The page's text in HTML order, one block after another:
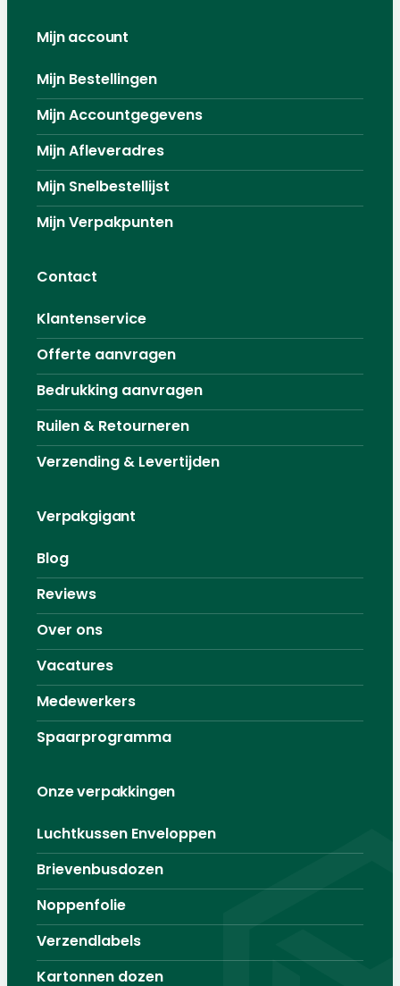
Mijn account
Mijn Bestellingen
Mijn Accountgegevens
Mijn Afleveradres
Mijn Snelbestellijst
Mijn Verpakpunten
Contact
Klantenservice
Offerte aanvragen
Bedrukking aanvragen
Ruilen & Retourneren
Verzending & Levertijden
Verpakgigant
Blog
Reviews
Over ons
Vacatures
Medewerkers
Spaarprogramma
Onze verpakkingen
Luchtkussen Enveloppen
Brievenbusdozen
Noppenfolie
Verzendlabels
Kartonnen dozen